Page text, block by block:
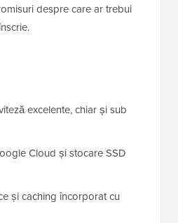
despre care ar trebui
excelente, chiar și sub
Cloud și stocare SSD
și caching încorporat cu